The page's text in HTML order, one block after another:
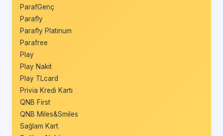
ParafGenç
Parafly
Parafly Platinum
Parafree
Play
Play Nakit
Play TLcard
Privia Kredi Kartı
QNB First
QNB Miles&Smiles
Sağlam Kart